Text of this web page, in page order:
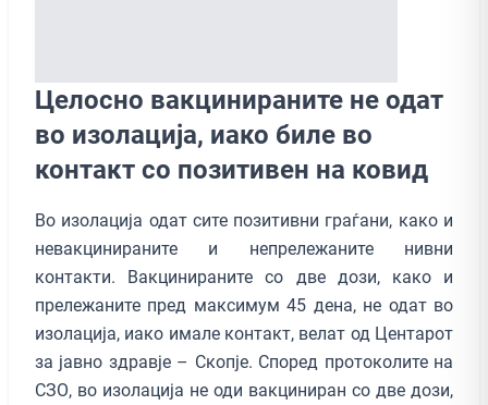
Целосно вакцинираните не одат
во изолација, иако биле во
контакт со позитивен на ковид
Во изолација одат сите позитивни граѓани, како и
невакцинираните и непрележаните нивни
контакти. Вакцинираните со две дози, како и
прележаните пред максимум 45 дена, не одат во
изолација, иако имале контакт, велат од Центарот
за јавно здравје – Скопје. Според протоколите на
СЗО, во изолација не оди вакциниран со две дози,